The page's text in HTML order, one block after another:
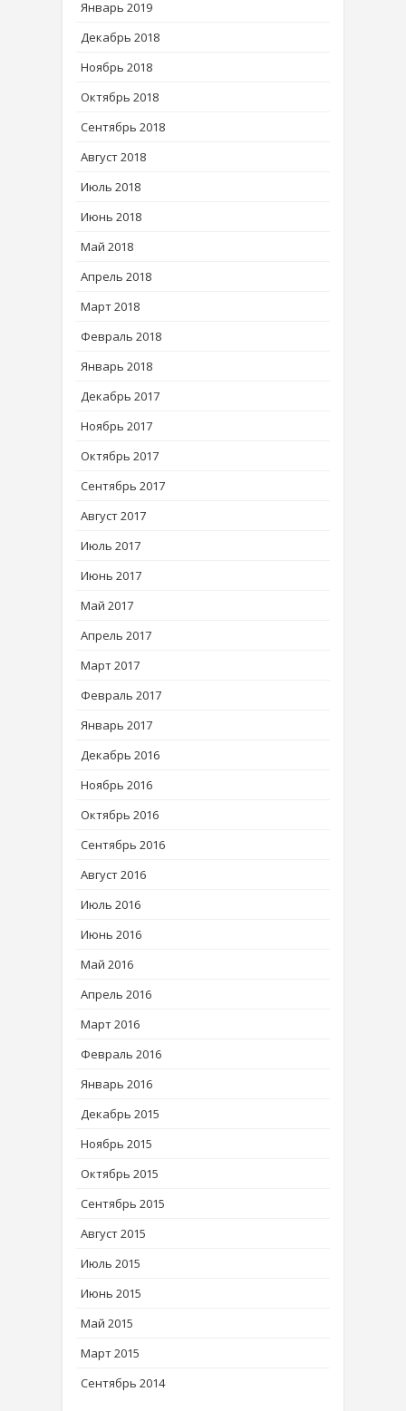
Январь 2019
Декабрь 2018
Ноябрь 2018
Октябрь 2018
Сентябрь 2018
Август 2018
Июль 2018
Июнь 2018
Май 2018
Апрель 2018
Март 2018
Февраль 2018
Январь 2018
Декабрь 2017
Ноябрь 2017
Октябрь 2017
Сентябрь 2017
Август 2017
Июль 2017
Июнь 2017
Май 2017
Апрель 2017
Март 2017
Февраль 2017
Январь 2017
Декабрь 2016
Ноябрь 2016
Октябрь 2016
Сентябрь 2016
Август 2016
Июль 2016
Июнь 2016
Май 2016
Апрель 2016
Март 2016
Февраль 2016
Январь 2016
Декабрь 2015
Ноябрь 2015
Октябрь 2015
Сентябрь 2015
Август 2015
Июль 2015
Июнь 2015
Май 2015
Март 2015
Сентябрь 2014